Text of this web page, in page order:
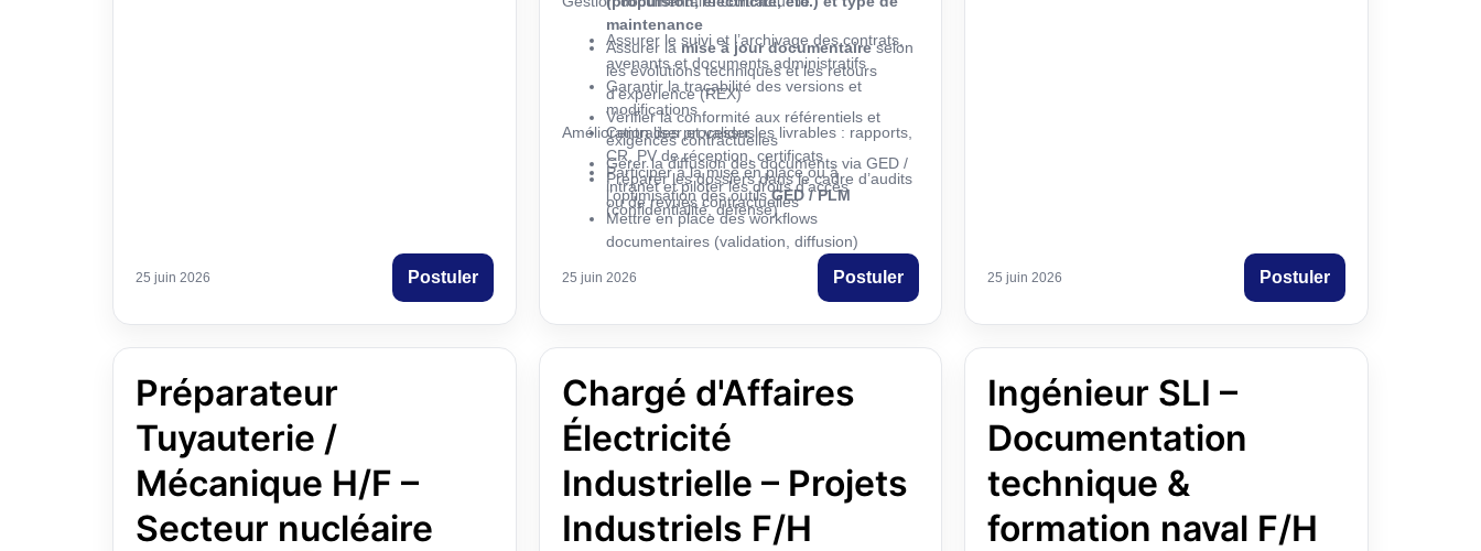
25 juin 2026 Postuler
maintenance
Assurer la mise à jour documentaireselon
les évolutions techniques et les retours
d’expérience (REX)
Vérifier la conformité aux référentiels et
exigences contractuelles
Gérer la diffusion des documents via GED /
intranet et piloter les droits d’accès
(confidentialité, défense)
Assurer le suivi et l’archivage des contrats,
avenants et documents administratifs
Garantir la traçabilité des versions et
modifications
Centraliser et valider les livrables : rapports,
CR, PV de réception, certificats
Préparer les dossiers dans le cadre d’audits
ou de revues contractuelles
Amélioration des processus
Participer à la mise en place ou à
l’optimisation des outilsGED / PLM
Mettre en place des workflows
documentaires (validation, diffusion)
Structurer les arborescences et standardiser
les modèles documentaires
25 juin 2026 Postuler 25 juin 2026 Postuler
Préparateur
Tuyauterie /
Mécanique H/F –
Secteur nucléaire
Chargé d'Affaires
Électricité
Industrielle – Projets
Industriels F/H
Ingénieur SLI –
Documentation
technique &
formation naval F/H